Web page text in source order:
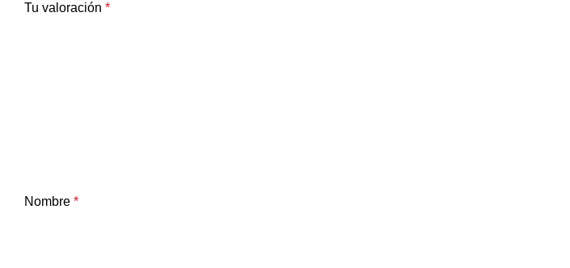
Tu valoración *
Nombre *